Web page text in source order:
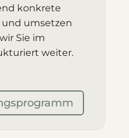
konkrete
umsetzen
Sie im
weiter.